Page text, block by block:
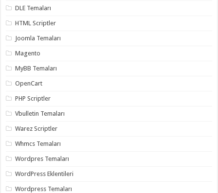
organizasyon,
organizasyon,
organizasyon ,
organizasyon,
organizasyon,
palyaço,
takipçi
twitter
hilesi ,
takipçi
DLE Temaları
HTML Scriptler
Joomla Temaları
Magento
MyBB Temaları
OpenCart
PHP Scriptler
Vbulletin Temaları
Warez Scriptler
Whmcs Temaları
Wordpres Temaları
WordPress Eklentileri
Wordpress Temaları